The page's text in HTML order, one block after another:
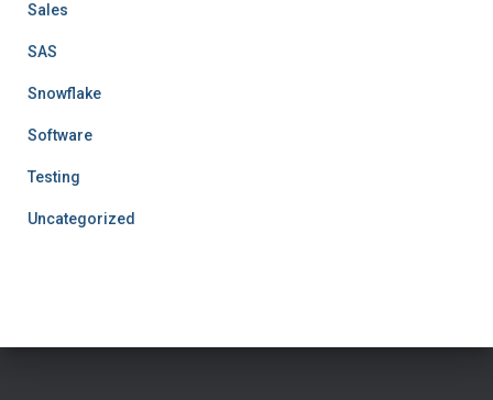
Sales
SAS
Snowflake
Software
Testing
Uncategorized